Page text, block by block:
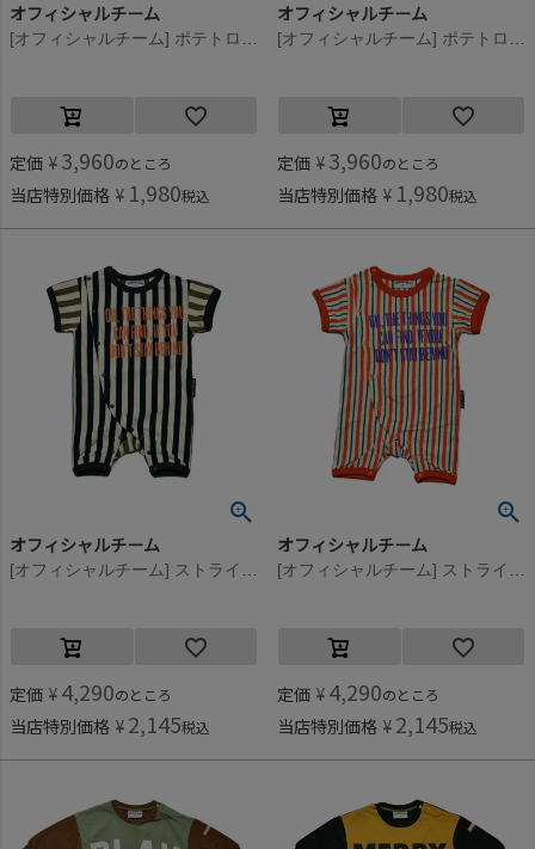
オフィシャルチーム
[オフィシャルチーム] ポテトロゴロンパース カーキ
定価 ¥ 3,960のところ
当店特別価格 ¥ 1,980税込
オフィシャルチーム
[オフィシャルチーム] ポテトロゴロンパース ホワイト
定価 ¥ 3,960のところ
当店特別価格 ¥ 1,980税込
オフィシャルチーム
[オフィシャルチーム] ストライプロゴロンパース ネイビー
定価 ¥ 4,290のところ
当店特別価格 ¥ 2,145税込
オフィシャルチーム
[オフィシャルチーム] ストライプロゴロンパース レッド
定価 ¥ 4,290のところ
当店特別価格 ¥ 2,145税込